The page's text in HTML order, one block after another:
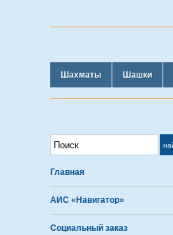
Шахматы Шашки
Главная
АИС «Навигатор»
Социальный заказ